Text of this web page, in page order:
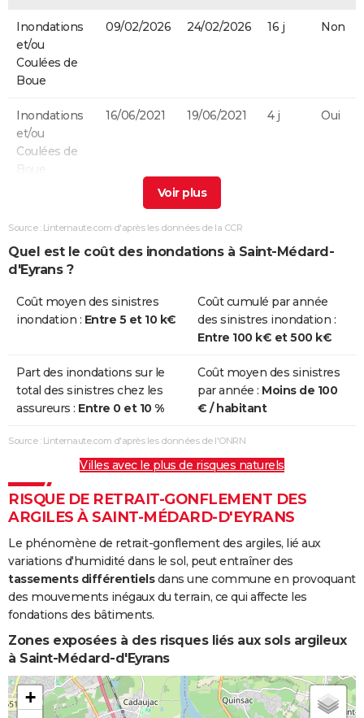
Inondations
et/ou
Coulées de
Boue
09/02/2026 24/02/2026 16 j Non
Inondations
et/ou
Coulées de
Boue
16/06/2021 19/06/2021 4 j Oui
et/ou
Boue
25/01/2021 10/02/2021
et/ou
Coulées de
Inondations
et/ou
Coulées de
Boue
24/01/2009 27/01/2009 4 j Non
Mécaniques
liés à l'action
des Vagues
24/01/2009 27/01/2009 4 j
Inondations
et/ou
Coulées de
Boue
25/12/1999 29/12/1999 5 j
Chocs
Mécaniques
liés à l'action
des Vagues
25/12/1999 29/12/1999 5 j Non
Source : Linternaute.com d'après les données de la CCR
Quel est le coût des inondations à Saint-Médard-
d'Eyrans ?
Coût moyen des sinistres
inondation : Entre 5 et 10 k€
Coût cumulé par année
des sinistres inondation :
Entre 100 k€ et 500 k€
Part des inondations sur le
total des sinistres chez les
assureurs : Entre 0 et 10 %
Coût moyen des sinistres
par année : Moins de 100
€ / habitant
Source : Linternaute.com d'après les données de l'ONRN
Villes avec le plus de risques naturels
RISQUE DE RETRAIT-GONFLEMENT DES
ARGILES À SAINT-MÉDARD-D'EYRANS
Le phénomène de retrait-gonflement des argiles, lié aux
variations d'humidité dans le sol, peut entraîner des
tassements différentielsdans une commune en provoquant
des mouvements inégaux du terrain, ce qui affecte les
fondations des bâtiments.
Zones exposées à des risques liés aux sols argileux
à Saint-Médard-d'Eyrans
+